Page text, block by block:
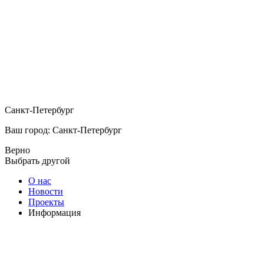
Санкт-Петербург
Ваш город: Санкт-Петербург
Верно
Выбрать другой
О нас
Новости
Проекты
Информация